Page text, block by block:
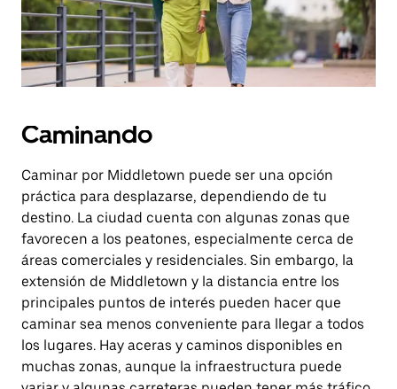
Caminando
Caminar por Middletown puede ser una opción
práctica para desplazarse, dependiendo de tu
destino. La ciudad cuenta con algunas zonas que
favorecen a los peatones, especialmente cerca de
áreas comerciales y residenciales. Sin embargo, la
extensión de Middletown y la distancia entre los
principales puntos de interés pueden hacer que
caminar sea menos conveniente para llegar a todos
los lugares. Hay aceras y caminos disponibles en
muchas zonas, aunque la infraestructura puede